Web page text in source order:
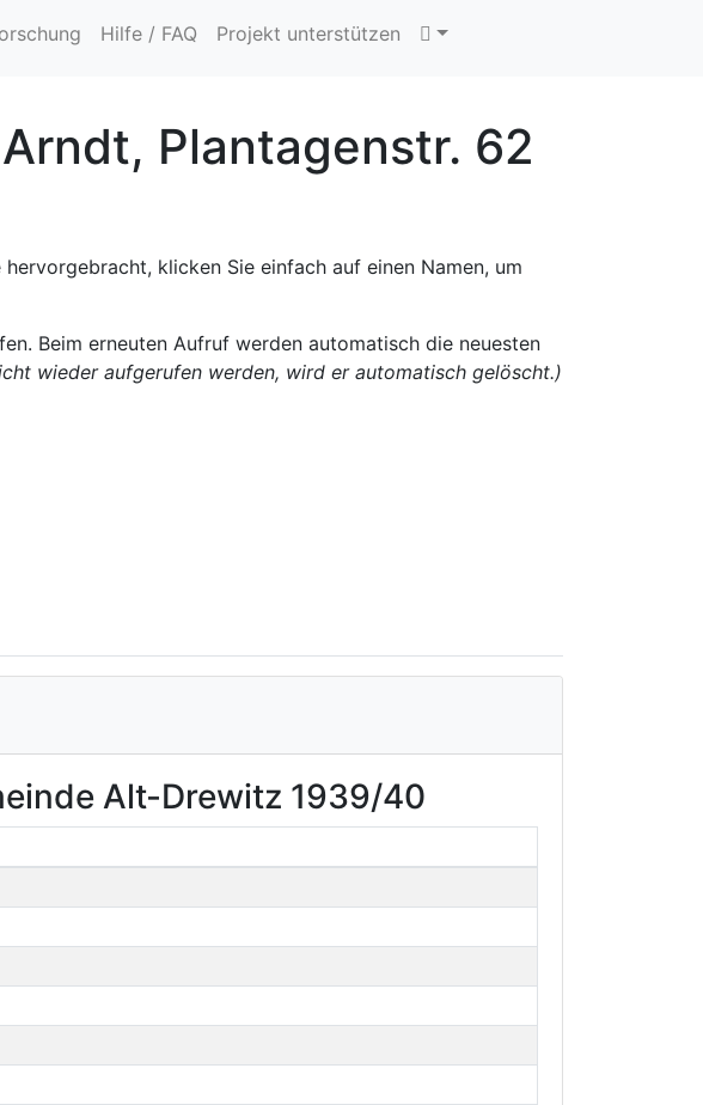
Hilfe / FAQ Projekt unterstützen
Plantagenstr. 62
klicken Sie einfach auf einen Namen, um
Beim erneuten Aufruf werden automatisch die neuesten
wieder aufgerufen werden, wird er automatisch gelöscht.)
Alt-Drewitz 1939/40